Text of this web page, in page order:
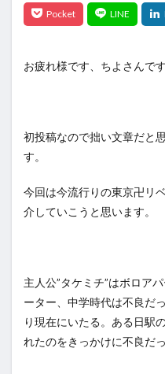
お疲れ様です、ちよさんで
初投稿なので拙い文章だと
す。
今回は今流行りの東京卍リ
介していこうと思います。
主人公”タケミチ”はボロア
ーター、中学時代は不良だ
り現在にいたる。ある日駅
れたのをきっかけに不良だ